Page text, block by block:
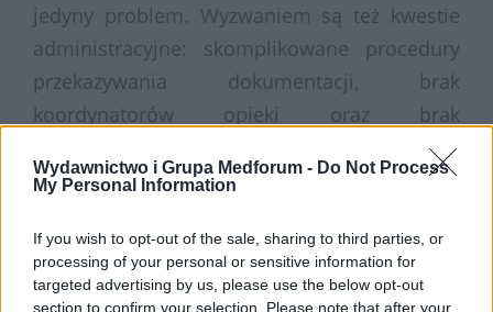
Wydawnictwo i Grupa Medforum - Do Not Process
My Personal Information
If you wish to opt-out of the sale, sharing to third parties, or
processing of your personal or sensitive information for
targeted advertising by us, please use the below opt-out
section to confirm your selection. Please note that after your
jedyny problem. Wyzwaniem są też kwestie
administracyjne: skomplikowane procedury
przekazywania dokumentacji, brak
koordynatorów opieki oraz brak
sformalizowanej komunikacji między
neurologami dziecięcymi a neurologami dla
jest nie tylko kontakt między neurologiem
dziecięcym a neurologiem dla dorosłych, ale